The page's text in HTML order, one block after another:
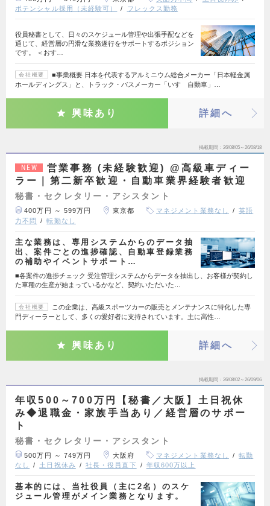
ポテンシャル採用（未経験可）
フレックス勤務
役員秘書として、日々のスケジュール管理や出張手配などを
通じて、経営層の円滑な業務遂行をサポートするポジション
です。 ＜おす…
会社概要
■事業概要 日本を代表するアルミニウム総合メーカー「日本軽金属
ホールディングス」と、トラック・バスメーカー「いすゞ自動車」…
興味あり 詳細へ
掲載期間 26/08/05～26/08/18
NEW
営業事務 (未経験歓迎) @高級車ディー
ラー｜第二新卒歓迎・自動車業界経験者歓迎
秘書・セクレタリー・アシスタント
400万円 ～ 599万円 東京都 マネジメント業務なし
英語
力不問
転勤なし
主な業務は、専用システムからのデータ抽
出、案件ごとの進捗確認、自動車登録業務
の補助やイベントサポート…
■各案件の進捗チェック 受注管理システムからデータを抽出し、お客様が契約し
た車種の生産が始まっているかなど、契約いただいた…
会社概要
この企業は、高級スポーツカーの販売とメンテナンスに特化した専
門ディーラーとして、多くの愛好者に支持されています。主に高性…
興味あり 詳細へ
掲載期間 26/08/02～26/09/06
年収500～700万円【秘書／大阪】土日祝休
み◆退職金・家族手当あり／経営層のサポー
ト
秘書・セクレタリー・アシスタント
500万円 ～ 749万円 大阪府 マネジメント業務なし
転勤
なし
土日祝休み 社長・役員直下 年収600万以上
基本的には、当社役員（主に2名）のスケ
ジュール管理がメイン業務となります。